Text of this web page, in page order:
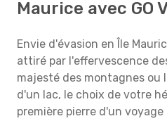
Maurice avec GO
Envie d'évasion en Île
attiré par l'effervescence
majesté des montagnes ou
d'un lac, le choix de votre
première pierre d'un voyage